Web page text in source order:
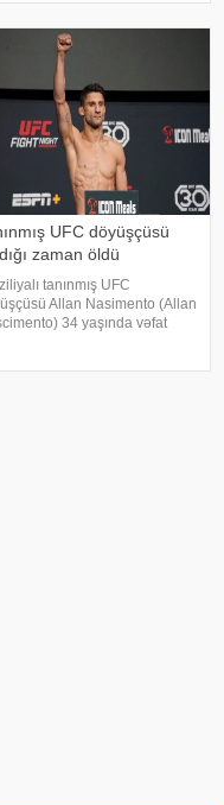
qarşı səfər
fərqlənib
UFC döyüşçüsü
zaman öldü
tanınmış UFC
Allan Nasimento (Allan
34 yaşında vəfat